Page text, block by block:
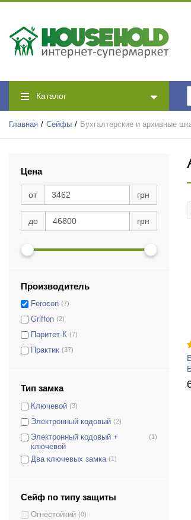
Каталог
Главная Сейфы Бухгалтерские и архивные
Цена
от грн
до грн
Производитель
Ferocon (7)
Griffon (2)
Паритет-К (7)
Практик (37)
Тип замка
Ключевой (3)
Электронный кодовый (2)
Электронный кодовый +
ключевой
(1)
Два ключевых замка (1)
Сейф по типу защиты
Огнестойкий (0)